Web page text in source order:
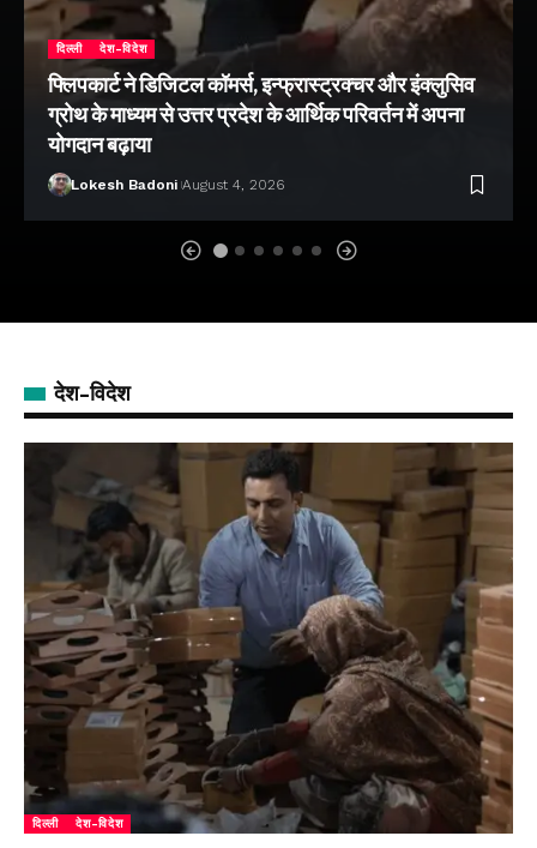
दिल्ली देश-विदेश
फ्लिपकार्ट ने डिजिटल कॉमर्स, इन्फ्रास्ट्रक्चर और इंक्लुसिव
ग्रोथ के माध्यम से उत्तर प्रदेश के आर्थिक परिवर्तन में अपना
योगदान बढ़ाया
Lokesh Badoni August 4, 2026
देश-विदेश
दिल्ली देश-विदेश